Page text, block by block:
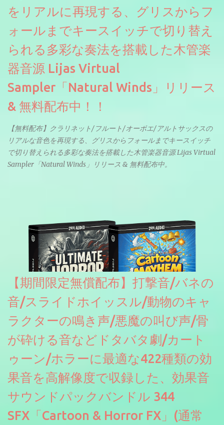
をリアルに再現する、グリスからフ
ォールまでキースイッチで切り替え
られる多彩な奏法を搭載した木管楽
器音源 Lijas Virtual
Sampler「Natural Winds」リリース
& 無料配布中！！
【無料配布】クラリネット/フルート/オーボエ/アルトサックスの
リアルな音色を再現する、グリスからフォールまでキースイッチ
で切り替えられる多彩な奏法を搭載した木管楽器音源 Lijas Virtual
Sampler「Natural Winds」リリース & 無料配布中。
【期間限定無償配布】打撃音/バネの
音/スライドホイッスル/動物のキャ
ラクターの鳴き声/悪魔の叫び声/骨
が砕ける音などドタバタ劇/カート
ゥーン/ホラーに最適な422種類の効
果音を高解像度で収録した、効果音
サウンドパックバンドル 344
SFX「Cartoon & Horror FX」(通常